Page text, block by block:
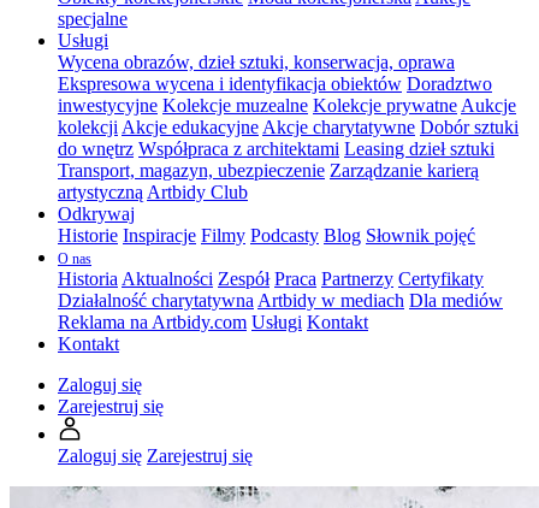
specjalne
Usługi
Wycena obrazów, dzieł sztuki, konserwacja, oprawa
Ekspresowa wycena i identyfikacja obiektów Doradztwo
inwestycyjne Kolekcje muzealne Kolekcje prywatne Aukcje
kolekcji Akcje edukacyjne Akcje charytatywne Dobór sztuki
do wnętrz Współpraca z architektami Leasing dzieł sztuki
Transport, magazyn, ubezpieczenie Zarządzanie karierą
artystyczną Artbidy Club
Odkrywaj
Historie Inspiracje Filmy Podcasty Blog Słownik pojęć
O nas
Historia Aktualności Zespół Praca Partnerzy Certyfikaty
Działalność charytatywna Artbidy w mediach Dla mediów
Reklama na Artbidy.com Usługi Kontakt
Kontakt
Zaloguj się
Zarejestruj się
Zaloguj się Zarejestruj się